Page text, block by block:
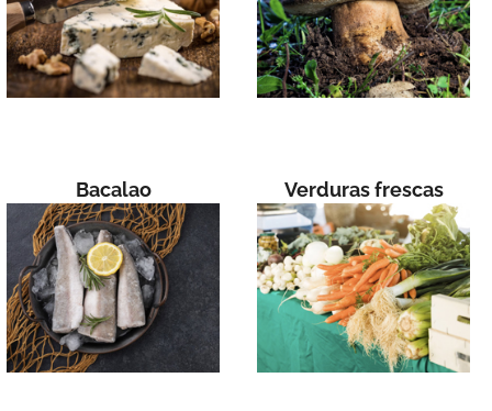
Bacalao Verduras frescas